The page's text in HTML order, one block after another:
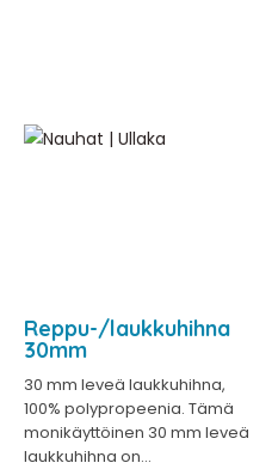
Reppu-/laukkuhihna
30mm
30 mm leveä laukkuhihna,
100% polypropeenia. Tämä
monikäyttöinen 30 mm leveä
laukkuhihna on...